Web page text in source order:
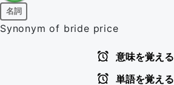
名詞
Synonym of bride price
意味を覚える
単語を覚える